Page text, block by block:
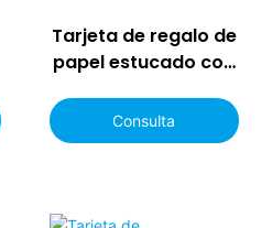
Tarjeta de regalo de
papel estucado con
personalizado y
sobre
Consulta